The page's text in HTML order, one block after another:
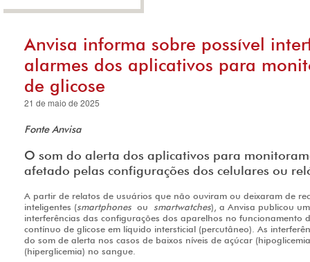
Anvisa informa sobre possível
alarmes dos aplicativos para
de glicose
21 de maio de 2025
Fonte Anvisa
O som do alerta dos aplicativos para
afetado pelas configurações dos celulares ou
A partir de relatos de usuários que não ouviram ou deixaram de
inteligentes (smartphones ou smartwatches), a Anvisa publicou
interferências das configurações dos aparelhos no funcionamento
contínuo de glicose em líquido intersticial (percutâneo). As
do som de alerta nos casos de baixos níveis de açúcar
(hiperglicemia) no sangue.